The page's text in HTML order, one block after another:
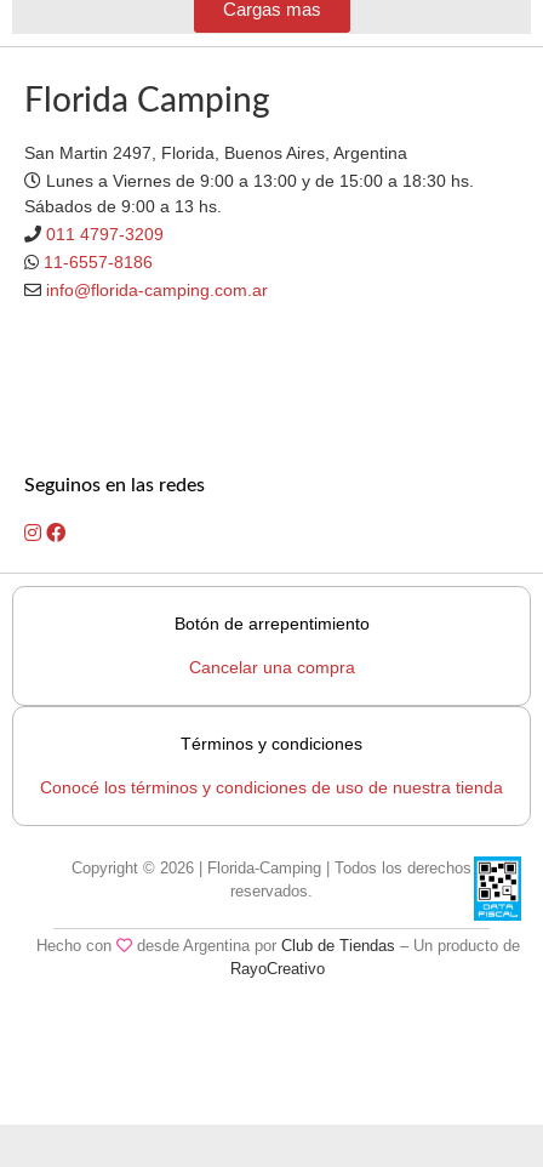
Cargas mas
Florida Camping
San Martin 2497, Florida, Buenos Aires, Argentina
Lunes a Viernes de 9:00 a 13:00 y de 15:00 a 18:30 hs.
Sábados de 9:00 a 13 hs.
011 4797-3209
11-6557-8186
info@florida-camping.com.ar
Seguinos en las redes
Botón de arrepentimiento
Cancelar una compra
Términos y condiciones
Conocé los términos y condiciones de uso de nuestra tienda
Copyright © 2026 | Florida-Camping | Todos los derechos
reservados.
Hecho con desde Argentina por Club de Tiendas – Un producto de
RayoCreativo